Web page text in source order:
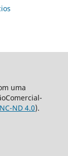
uma
ND 4.0).